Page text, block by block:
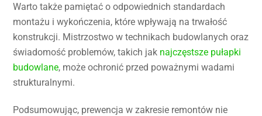
Warto także pamiętać o odpowiednich standardach
montażu i wykończenia, które wpływają na trwałość
konstrukcji. Mistrzostwo w technikach budowlanych oraz
świadomość problemów, takich jak najczęstsze pułapki
budowlane, może ochronić przed poważnymi wadami
strukturalnymi.
Podsumowując, prewencja w zakresie remontów nie